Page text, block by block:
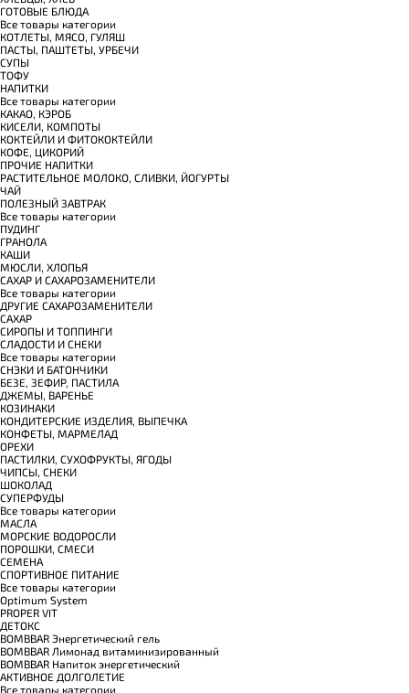
ГОТОВЫЕ БЛЮДА
Все товары категории
КОТЛЕТЫ, МЯСО, ГУЛЯШ
ПАСТЫ, ПАШТЕТЫ, УРБЕЧИ
СУПЫ
ТОФУ
НАПИТКИ
Все товары категории
КАКАО, КЭРОБ
КИСЕЛИ, КОМПОТЫ
КОКТЕЙЛИ И ФИТОКОКТЕЙЛИ
КОФЕ, ЦИКОРИЙ
ПРОЧИЕ НАПИТКИ
РАСТИТЕЛЬНОЕ МОЛОКО, СЛИВКИ, ЙОГУРТЫ
ЧАЙ
ПОЛЕЗНЫЙ ЗАВТРАК
Все товары категории
ПУДИНГ
ГРАНОЛА
КАШИ
МЮСЛИ, ХЛОПЬЯ
САХАР И САХАРОЗАМЕНИТЕЛИ
Все товары категории
ДРУГИЕ САХАРОЗАМЕНИТЕЛИ
САХАР
СИРОПЫ И ТОППИНГИ
СЛАДОСТИ И СНЕКИ
Все товары категории
СНЭКИ И БАТОНЧИКИ
БЕЗЕ, ЗЕФИР, ПАСТИЛА
ДЖЕМЫ, ВАРЕНЬЕ
КОЗИНАКИ
КОНДИТЕРСКИЕ ИЗДЕЛИЯ, ВЫПЕЧКА
КОНФЕТЫ, МАРМЕЛАД
ОРЕХИ
ПАСТИЛКИ, СУХОФРУКТЫ, ЯГОДЫ
ЧИПСЫ, СНЕКИ
ШОКОЛАД
СУПЕРФУДЫ
Все товары категории
МАСЛА
МОРСКИЕ ВОДОРОСЛИ
ПОРОШКИ, СМЕСИ
СЕМЕНА
СПОРТИВНОЕ ПИТАНИЕ
Все товары категории
Optimum System
PROPER VIT
ДЕТОКС
BOMBBAR Энергетический гель
BOMBBAR Лимонад витаминизированный
BOMBBAR Напиток энергетический
АКТИВНОЕ ДОЛГОЛЕТИЕ
Все товары категории